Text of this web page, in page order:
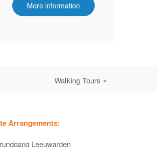
More information
Walking Tours »
Arrangements:
Leeuwarden